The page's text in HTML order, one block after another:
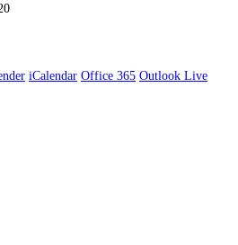
iCalendar Office 365 Outlook Live